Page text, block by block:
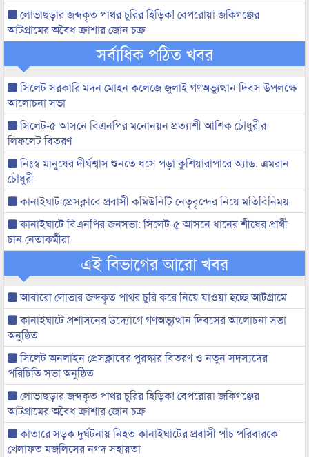
লোভাছড়ার জব্দকৃত পাথর চুরির হিড়িক! বেপরোয়া জকিগঞ্জের
আটগ্রামের অবৈধ ক্রাশার জোন চক্র
সর্বাধিক পঠিত খবর
সিলেট সরকারি মদন মোহন কলেজে জুলাই গণঅভ্যুত্থান দিবস উপলক্ষে
আলোচনা সভা
সিলেট-৫ আসনে বিএনপির মনোনয়ন প্রত্যাশী আশিক চৌধুরীর
লিফলেট বিতরণ
নিঃস্ব মানুষের দীর্ঘশ্বাস শুনতে ধসে পড়া কুশিয়ারাপারে অ্যাড. এমরান
চৌধুরী
কানাইঘাট প্রেসক্লাবে প্রবাসী কমিউনিটি নেতৃবৃন্দের নিয়ে মতিবিনিময়
কানাইঘাটে বিএনপির জনসভা: সিলেট-৫ আসনে ধানের শীষের প্রার্থী
চান নেতাকর্মীরা
এই বিভাগের আরো খবর
আবারো লোভার জব্দকৃত পাথর চুরি করে নিয়ে যাওয়া হচ্ছে আটগ্রামে
কানাইঘাটে প্রশাসনের উদ্যোগে গণঅভ্যুত্থান দিবসের আলোচনা সভা
অনুষ্ঠিত
সিলেট অনলাইন প্রেসক্লাবের পুরস্কার বিতরণ ও নতুন সদস্যদের
পরিচিতি সভা অনুষ্ঠিত
লোভাছড়ার জব্দকৃত পাথর চুরির হিড়িক! বেপরোয়া জকিগঞ্জের
আটগ্রামের অবৈধ ক্রাশার জোন চক্র
কাতারে সড়ক দুর্ঘটনায় নিহত কানাইঘাটের প্রবাসী পাঁচ পরিবারকে
খেলাফত মজলিসের নগদ সহায়তা